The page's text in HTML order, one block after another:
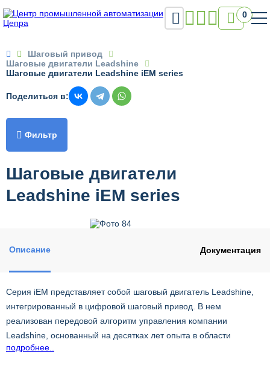
 0

Шаговый привод
Шаговые двигатели Leadshine
Шаговые двигатели Leadshine iEM series
Поделиться в:
 Фильтр
Шаговые двигатели
Leadshine iEM series
Описание Документация
Серия iEM представляет собой шаговый двигатель Leadshine,
интегрированный в цифровой шаговый привод. В нем
реализован передовой алгоритм управления компании
Leadshine, основанный на десятках лет опыта в области
шагового и сервоуправления. Очень компактные размеры
подробнее..